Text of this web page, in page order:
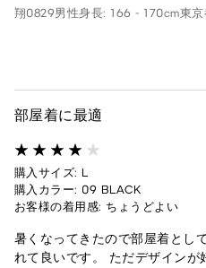
翔0829男性身長: 166 - 170cm東京
部屋着に最適
購入サイズ: L
購入カラー: 09 BLACK
お客様の着用感: ちょうどよい
暑くなってきたので部屋着とし
れて良いです。 ただデザインが